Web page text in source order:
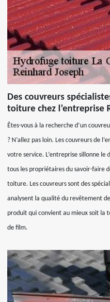
Des couvreurs
toiture chez l’entreprise
Êtes-vous à la recherche d’un
? N’allez pas loin. Les couvreurs de
votre service. L’entreprise sillonne
tous les propriétaires du savoir-faire
toiture. Les couvreurs sont des
analysent la qualité du revêtement
produit qui convient au mieux soit la
de film.